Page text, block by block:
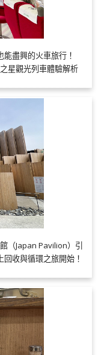
盡興的火車旅行！
星觀光列車體驗解析
（Japan Pavilion）引
收與循環之旅開始！